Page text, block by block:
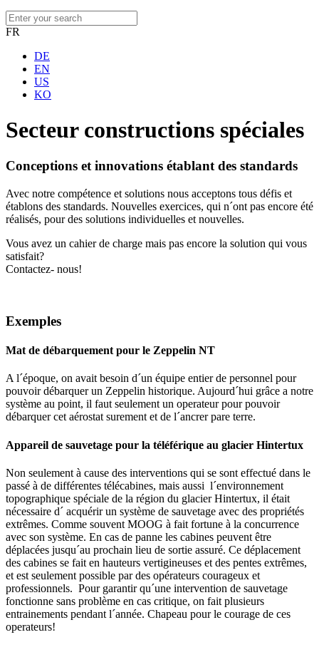
FR
DE
EN
US
KO
Secteur constructions spéciales
Conceptions et innovations établant des standards
Avec notre compétence et solutions nous acceptons tous défis et
établons des standards. Nouvelles exercices, qui n´ont pas encore été
réalisés, pour des solutions individuelles et nouvelles.
Vous avez un cahier de charge mais pas encore la solution qui vous
satisfait?
Contactez- nous!
Exemples
Mat de débarquement pour le Zeppelin NT
A l´époque, on avait besoin d´un équipe entier de personnel pour
pouvoir débarquer un Zeppelin historique. Aujourd´hui grâce a notre
système au point, il faut seulement un operateur pour pouvoir
débarquer cet aérostat surement et de l´ancrer pare terre.
Appareil de sauvetage pour la téléférique au glacier Hintertux
Non seulement à cause des interventions qui se sont effectué dans le
passé à de différentes télécabines, mais aussi l´environnement
topographique spéciale de la région du glacier Hintertux, il était
nécessaire d´ acquérir un système de sauvetage avec des propriétés
extrêmes. Comme souvent MOOG à fait fortune à la concurrence
avec son système. En cas de panne les cabines peuvent être
déplacées jusqu´au prochain lieu de sortie assuré. Ce déplacement
des cabines se fait en hauteurs vertigineuses et des pentes extrêmes,
et est seulement possible par des opérateurs courageux et
professionnels. Pour garantir qu´une intervention de sauvetage
fonctionne sans problème en cas critique, on fait plusieurs
entrainements pendant l´année. Chapeau pour le courage de ces
operateurs!